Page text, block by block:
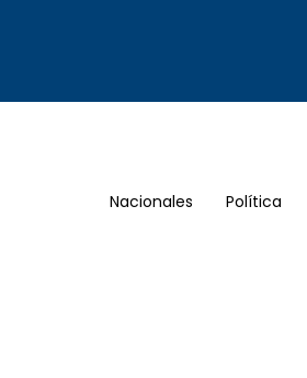
Nacionales Política